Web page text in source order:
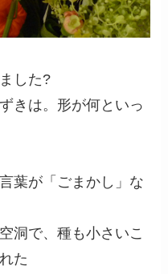
した?
きは。形が何といっ
葉が「ごまかし」な
洞で、種も小さいこ
た